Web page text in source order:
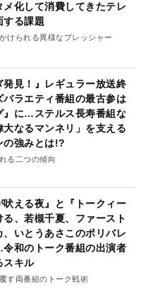
メ化して消費してきたテレ
する課題
けられる異様なプレッシャー
発見！』レギュラー放送終
バラエティ番組の最古参は
』に…ステルス長寿番組な
大なるマンネリ」を支える
の強みとは!?
る二つの傾向
吠える夜』と『トークィー
る、若槻千夏、ファースト
、いとうあさこのポリバレ
和のトーク番組の出演者
スキル
す両番組のトーク戦術